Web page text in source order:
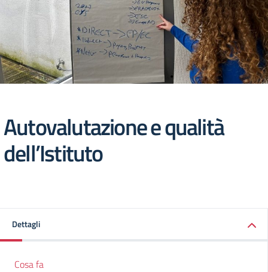
Autovalutazione e qualità
dell’Istituto
Dettagli
Cosa fa